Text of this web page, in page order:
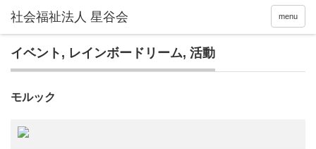
menu
イベント , レインボードリーム, 活動
モルック